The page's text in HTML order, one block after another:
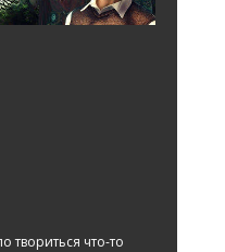
твориться что-то